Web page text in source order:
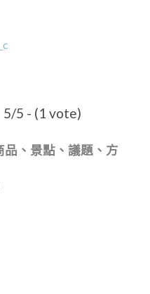
5/5 - (1 vote)
品、景點、議題、方